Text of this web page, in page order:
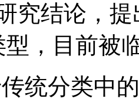
究结论，
，目前被
统分类中